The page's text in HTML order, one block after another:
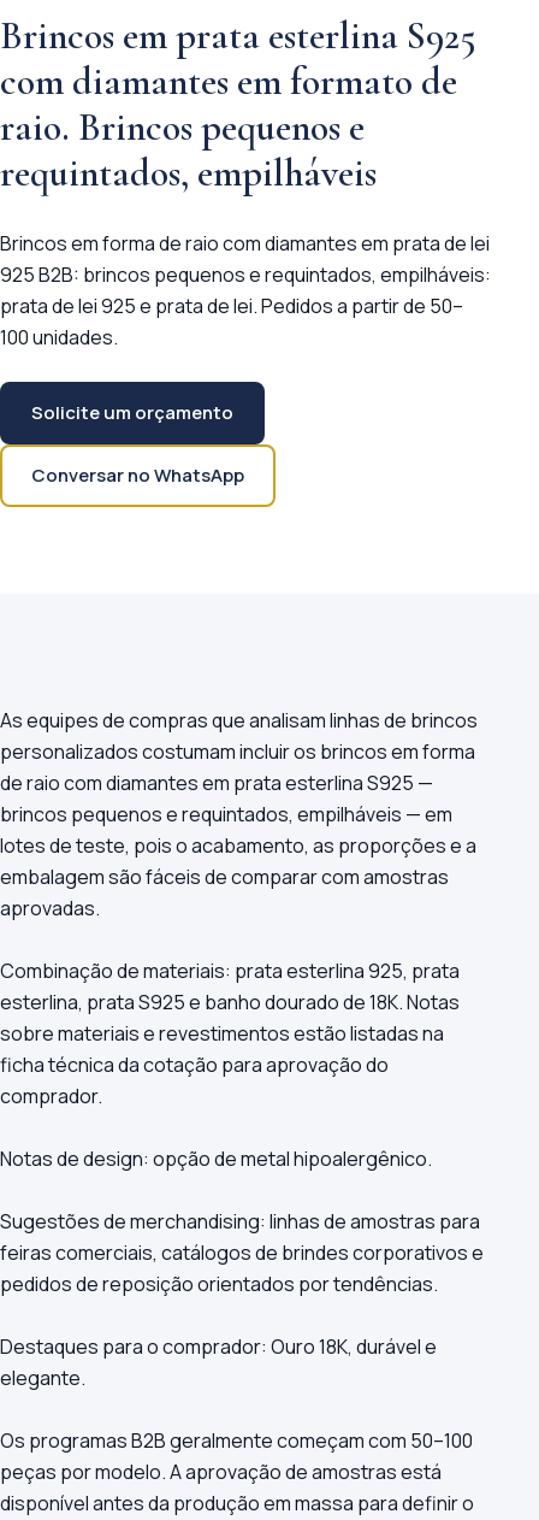
Brincos em prata esterlina S925
com diamantes em formato de
raio. Brincos pequenos e
requintados, empilháveis
Brincos em forma de raio com diamantes em prata de lei
925 B2B: brincos pequenos e requintados, empilháveis:
prata de lei 925 e prata de lei. Pedidos a partir de 50–
100 unidades.
Solicite um orçamento
Conversar no WhatsApp
As equipes de compras que analisam linhas de brincos
personalizados costumam incluir os brincos em forma
de raio com diamantes em prata esterlina S925 —
brincos pequenos e requintados, empilháveis — em
lotes de teste, pois o acabamento, as proporções e a
embalagem são fáceis de comparar com amostras
aprovadas.
Combinação de materiais: prata esterlina 925, prata
esterlina, prata S925 e banho dourado de 18K. Notas
sobre materiais e revestimentos estão listadas na
ficha técnica da cotação para aprovação do
comprador.
Notas de design: opção de metal hipoalergênico.
Sugestões de merchandising: linhas de amostras para
feiras comerciais, catálogos de brindes corporativos e
pedidos de reposição orientados por tendências.
Destaques para o comprador: Ouro 18K, durável e
elegante.
Os programas B2B geralmente começam com 50–100
peças por modelo. A aprovação de amostras está
disponível antes da produção em massa para definir o